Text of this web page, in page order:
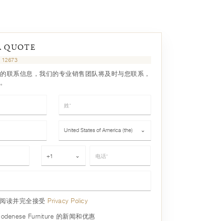
QUOTE
12673
联系信息，我们的专业销售团队将及时与您联系，
United States of America (the) ⌄
+1 ⌄
读并完全接受 Privacy Policy
Furniture 的新闻和优惠